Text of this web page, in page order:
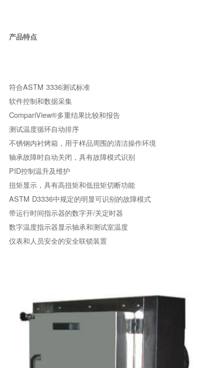
产品特点
符合ASTM 3336测试标准
软件控制和数据采集
CompariView®多重结果比较和报告
测试温度循环自动排序
不锈钢内衬烤箱，用于样品周围的清洁操作环境
轴承故障时自动关闭，具有故障模式识别
PID控制温升及维护
扭矩显示，具有高扭矩和低扭矩切断功能
ASTM D3336中规定的明显可识别的故障模式
带运行时间指示器的数字开/关定时器
数字温度指示器显示轴承和测试室温度
仪表和人员安全的安全联锁装置